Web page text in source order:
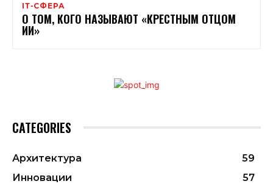
ІТ-СФЕРА
О ТОМ, КОГО НАЗЫВАЮТ «КРЕСТНЫМ ОТЦОМ
ИИ»
CATEGORIES
Архитектура
59
Инновации
57